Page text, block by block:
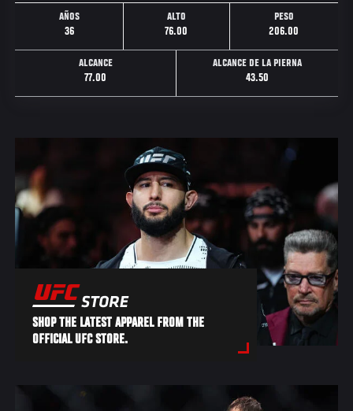
AÑOS
36
ALTO
76.00
PESO
206.00
ALCANCE
77.00
ALCANCE DE LA PIERNA
43.50
SHOP THE LATEST APPAREL FROM THE
OFFICIAL UFC STORE.